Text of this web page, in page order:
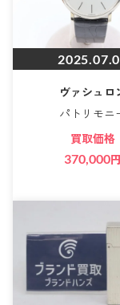
ヴァシュロ
パトリモニ
買取価格
370,000円